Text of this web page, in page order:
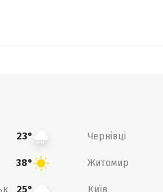
23° Чернівці
38° Житомир
25° Київ